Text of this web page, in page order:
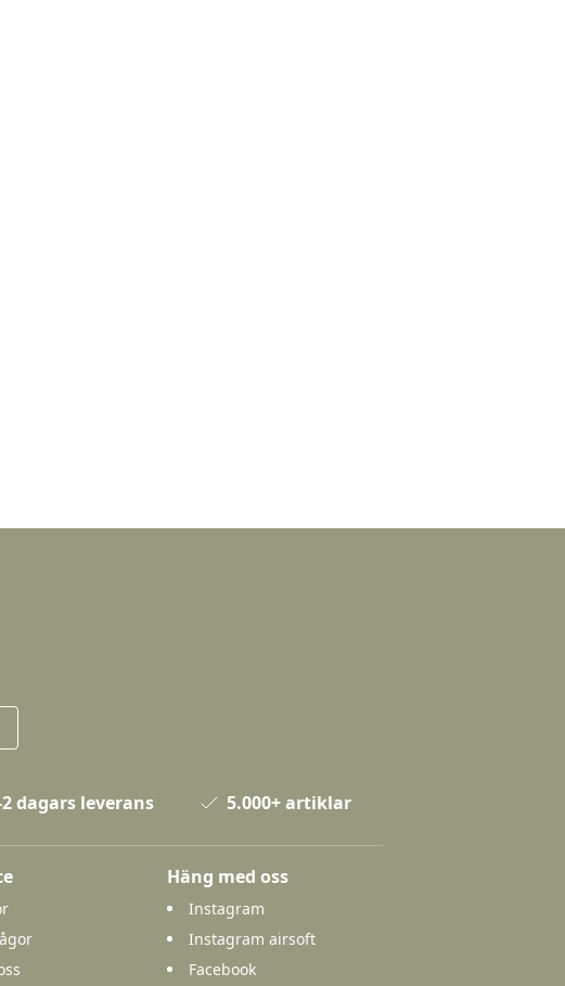
2 dagars leverans 5.000+ artiklar
Häng med oss
Instagram
Instagram airsoft
Facebook